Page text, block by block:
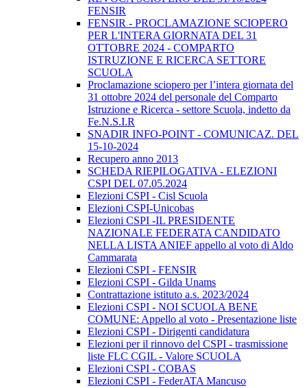
FENSIR
FENSIR - PROCLAMAZIONE SCIOPERO
PER L'INTERA GIORNATA DEL 31
OTTOBRE 2024 - COMPARTO
ISTRUZIONE E RICERCA SETTORE
SCUOLA
Proclamazione sciopero per l’intera giornata del
31 ottobre 2024 del personale del Comparto
Istruzione e Ricerca - settore Scuola, indetto da
Fe.N.S.I.R
SNADIR INFO-POINT - COMUNICAZ. DEL
15-10-2024
Recupero anno 2013
SCHEDA RIEPILOGATIVA - ELEZIONI
CSPI DEL 07.05.2024
Elezioni CSPI - Cisl Scuola
Elezioni CSPI-Unicobas
Elezioni CSPI -IL PRESIDENTE
NAZIONALE FEDERATA CANDIDATO
NELLA LISTA ANIEF appello al voto di Aldo
Cammarata
Elezioni CSPI - FENSIR
Elezioni CSPI - Gilda Unams
Contrattazione istituto a.s. 2023/2024
Elezioni CSPI - NOI SCUOLA BENE
COMUNE: Appello al voto - Presentazione liste
Elezioni CSPI - Dirigenti candidatura
Elezioni per il rinnovo del CSPI - trasmissione
liste FLC CGIL - Valore SCUOLA
Elezioni CSPI - COBAS
Elezioni CSPI - FederATA Mancuso